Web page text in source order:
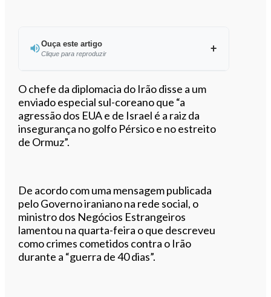
Ouça este artigo
Clique para reproduzir
Ouvir este artigo
O chefe da diplomacia do Irão disse a um
enviado especial sul-coreano que “a
agressão dos EUA e de Israel é a raiz da
insegurança no golfo Pérsico e no estreito
de Ormuz”.
De acordo com uma mensagem publicada
pelo Governo iraniano na rede social, o
ministro dos Negócios Estrangeiros
lamentou na quarta-feira o que descreveu
como crimes cometidos contra o Irão
durante a “guerra de 40 dias”.